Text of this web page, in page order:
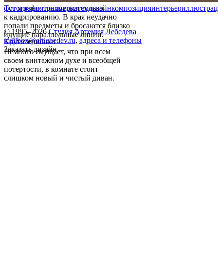
Тут можно придраться только
к кадрированию. В края неудачно
попали предметы и бросаются близко
идущие параллельные линии.
Крутотенюшки
Немного смущает, что при всем
своем винтажном духе и всеобщей
потертости, в комнате стоит
слишком новый и чистый диван.
фотографиятрехмеркатехдизайнкомпозицияинтерьер
© 1995–2026 Студия Артемия Лебедева
mailbox@artlebedev.ru, адреса и телефоны
Заказать дизайн...